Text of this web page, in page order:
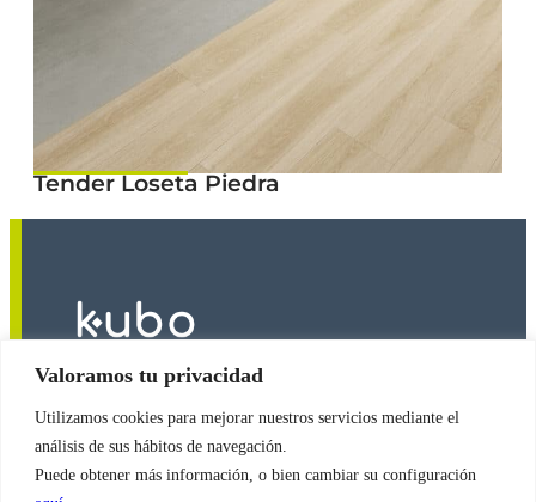
Valoramos tu privacidad
Utilizamos cookies para mejorar nuestros servicios mediante el
análisis de sus hábitos de navegación.
Puede obtener más información, o bien cambiar su configuración
Tender Loseta Piedra
2026
© Copyright
Revestimientos Kubo S.A.